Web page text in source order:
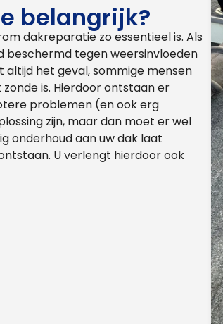
belangrijk?
dakreparatie zo essentieel is. Als
beschermd tegen weersinvloeden
altijd het geval, sommige mensen
is. Hierdoor ontstaan er
problemen (en ook erg
zijn, maar dan moet er wel
onderhoud aan uw dak laat
U verlengt hierdoor ook